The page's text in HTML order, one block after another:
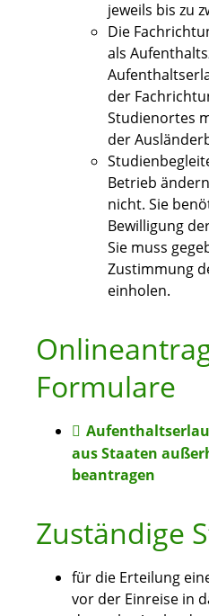
jeweils bis zu
Die
als
der
Studienortes
der
Betrieb
nicht. Sie
Bewilligung
Sie muss
Zustimmung
einholen.
Formulare
aus Staaten
beantragen
Zuständige
für die Erteilung
vor der Einreise in